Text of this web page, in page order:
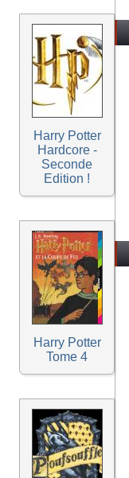
Harry Potter
Hardcore -
Seconde
Edition !
Harry Potter
Tome 4